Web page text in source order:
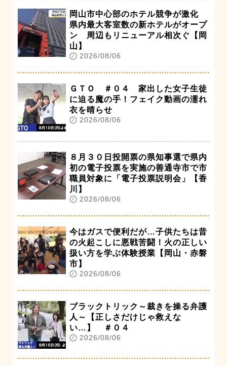
岡山市中心部のホテル競争が激化
県内最大客室数の新ホテルがオープ
ン 周辺もリニューアル相次ぐ【岡
山】
2026/08/06
ＧＴＯ ＃０４ 家出した女子生徒
に迫る魔の手！フェイク動画の濡れ
衣を晴らせ
2026/08/06
８月３０日投開票の県知事選で県内
初の電子投票を実施の善通寺市で市
職員対象に「電子投票説明会」【香
川】
2026/08/06
今はガスで便利だが…子供たちは昔
の火起こしに悪戦苦闘！火の正しい
扱い方を学ぶ体験授業【岡山・赤磐
市】
2026/08/06
ブラックトリック～裁きを操る弁護
人～【正しさだけじゃ救えな
い…】 ＃０４
2026/08/06